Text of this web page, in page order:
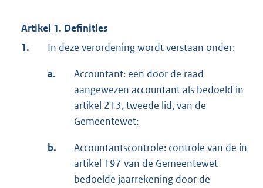
Artikel 1. Definities
1.
In deze verordening wordt verstaan onder:
a.
Accountant: een door de raad
aangewezen accountant als bedoeld in
artikel 213, tweede lid, van de
Gemeentewet;
b.
Accountantscontrole: controle van de in
artikel 197 van de Gemeentewet
bedoelde jaarrekening door de